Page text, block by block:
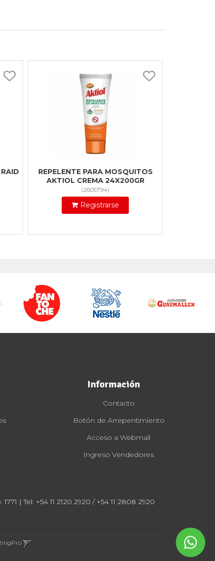
REPELENTE PARA MOSQUITOS
AKTIOL CREMA 24X200GR
(2605794)
Registrarse
Información
Contacto
Botón de Arrepentimiento
Acceso a Webmail
Ingreso Vendedores
| Tel: +54 11 2120 2920 / +54 11 2808 2920